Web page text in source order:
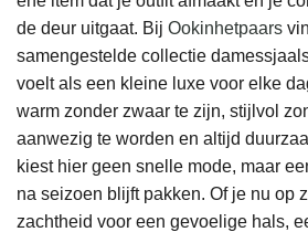
de deur uitgaat. Bij Ookinhetpaars
samengestelde collectie
voelt als een kleine luxe voor elke
warm zonder zwaar te zijn, stijlvol
aanwezig te worden en altijd
kiest hier geen snelle mode, maar
na seizoen blijft pakken. Of je nu op
zachtheid voor een gevoelige hals,